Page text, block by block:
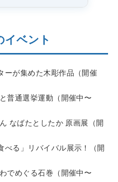
イベント
ーが集めた木彫作品（開催
普通選挙運動（開催中〜
なばたとしたか 原画展（開
べる」リバイバル展示！（開
でめぐる石巻（開催中〜